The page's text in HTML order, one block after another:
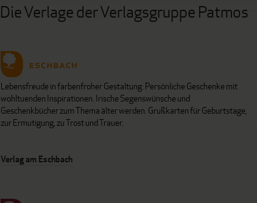
Die Verlage der Verlagsgruppe Patmos
Lebensfreude in farbenfroher Gestaltung: Persönliche Geschenke mit
wohltuenden Inspirationen. Irische Segenswünsche und
Geschenkbücher zum Thema älter werden. Grußkarten für Geburtstage,
zur Ermutigung, zu Trost und Trauer.
Verlag am Eschbach